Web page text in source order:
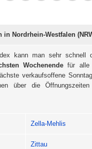
in Nordrhein-Westfalen
kann man sehr schnell
Wochenende für alle
verkaufsoffene
über die Öffnungszeiten
Zella-Mehlis
Zittau